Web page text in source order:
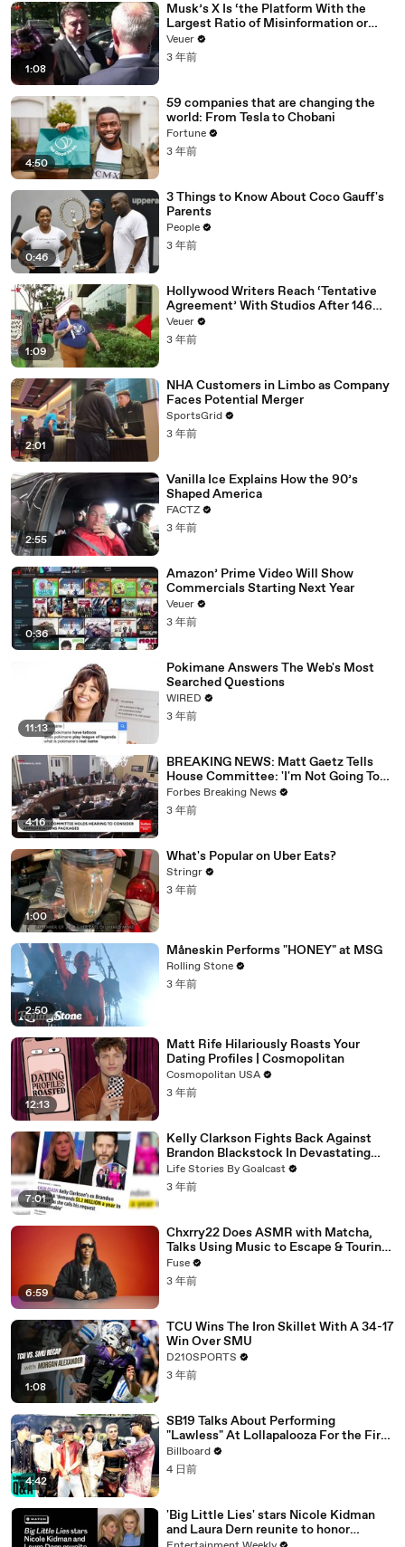
1:08
Musk’s X Is ‘the Platform With the
Largest Ratio of Misinformation or
Disinformation’ Amongst All Social
Media Platforms
Veuer
3 年前
4:50
59 companies that are changing the
world: From Tesla to Chobani
Fortune
3 年前
0:46
3 Things to Know About Coco Gauff's
Parents
People
3 年前
1:09
Hollywood Writers Reach ‘Tentative
Agreement’ With Studios After 146
Day Strike
Veuer
3 年前
2:01
NHA Customers in Limbo as Company
Faces Potential Merger
SportsGrid
3 年前
2:55
Vanilla Ice Explains How the 90’s
Shaped America
FACTZ
3 年前
0:36
Amazon’ Prime Video Will Show
Commercials Starting Next Year
Veuer
3 年前
11:13
Pokimane Answers The Web's Most
Searched Questions
WIRED
3 年前
4:16
BREAKING NEWS: Matt Gaetz Tells
House Committee: 'I'm Not Going To
Vote For A Continuing Resolution'
Forbes Breaking News
3 年前
1:00
What's Popular on Uber Eats?
Stringr
3 年前
2:50
Måneskin Performs "HONEY" at MSG
Rolling Stone
3 年前
12:13
Matt Rife Hilariously Roasts Your
Dating Profiles | Cosmopolitan
Cosmopolitan USA
3 年前
7:01
Kelly Clarkson Fights Back Against
Brandon Blackstock In Devastating
Divorce Battle
Life Stories By Goalcast
3 年前
6:59
Chxrry22 Does ASMR with Matcha,
Talks Using Music to Escape & Touring
with The Weeknd
Fuse
3 年前
1:08
TCU Wins The Iron Skillet With A 34-17
Win Over SMU
D210SPORTS
3 年前
4:42
SB19 Talks About Performing
"Lawless" At Lollapalooza For the First
Time & Being the First Filipino Group
to Perform At the Festival | Billboard
News
Billboard
4 日前
'Big Little Lies' stars Nicole Kidman
and Laura Dern reunite to honor